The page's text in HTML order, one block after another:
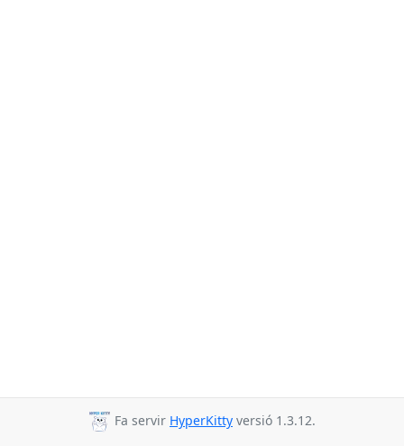
Fa servir HyperKitty versió 1.3.12.